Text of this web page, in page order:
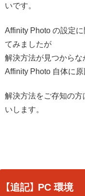
いです。
Affinity Photo の設定
てみましたが
解決方法が見つからな
Affinity Photo 自体に
解決方法をご存知の
いします。
【追記】 PC 環境